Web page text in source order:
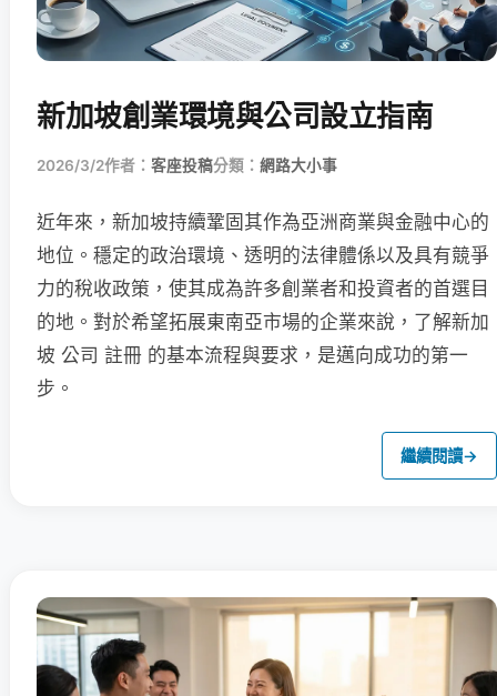
新加坡創業環境與公司設立指南
2026/3/2作者： 客座投稿分類： 網路大小事
近年來，新加坡持續鞏固其作為亞洲商業與金融中心的
地位。穩定的政治環境、透明的法律體係以及具有競爭
力的稅收政策，使其成為許多創業者和投資者的首選目
的地。對於希望拓展東南亞市場的企業來說，了解新加
坡 公司 註冊 的基本流程與要求，是邁向成功的第一
步。
繼續閱讀→